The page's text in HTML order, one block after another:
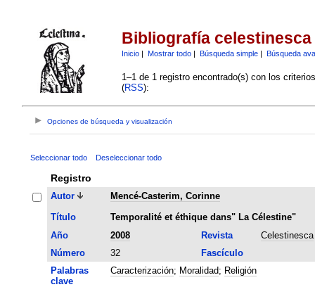
Bibliografía celestinesca
Inicio| Mostrar todo| Búsqueda simple| Búsqueda
1–1 de 1 registro encontrado(s) con los
(RSS):
Opciones de búsqueda y visualización
Seleccionar todo Deseleccionar todo
Registro
Autor
Mencé-Casterim, Corinne
Título
Temporalité et éthique dans" La Célestine"
Año
2008 Revista
Celestinesca
Número
32
Fascículo
Palabras
clave
Caracterización; Moralidad; Religión